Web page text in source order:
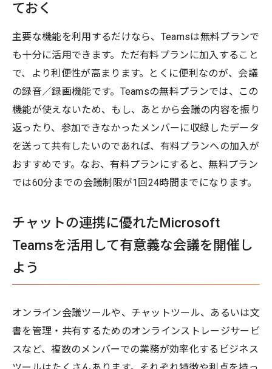
ておく
主要な機能を利用するだけなら、Teamsは無料プランで
も十分に活用できます。ただ有料プランに加入すること
で、より利便性が高まります。とくに便利なのが、会議
の録音／録画機能です。Teamsの無料プランでは、この
機能が使えないため、もし、あとから会議の内容を振り
返ったり、参加できなかったメンバーに収録したデータ
を送って共有したいのであれば、有料プランへの加入が
おすすめです。なお、有料プランにすると、無料プラン
では60分までの会議制限が1回24時間までになります。
チャットの連携に優れたMicrosoft
Teamsを活用して有意義な会議を開催し
よう
オンライン会議ツールや、チャットツール、あるいは文
書を管理・共有するためのオンラインストレージサービ
スなど、複数のメンバーでの業務が効率化するビジネス